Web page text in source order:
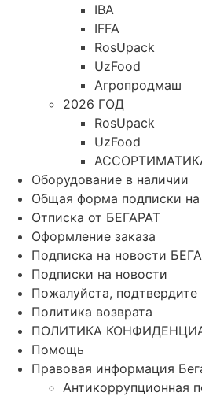
IBA
IFFA
RosUpack
UzFood
Агропродмаш
2026 ГОД
RosUpack
UzFood
Оборудование в наличии
Общая форма подписки на
Отписка от БЕГАРАТ
Оформление заказа
Подписка на новости
Подписки на новости
Пожалуйста, подтвердите
Политика возврата
ПОЛИТИКА
Помощь
Правовая информация
Антикоррупционная